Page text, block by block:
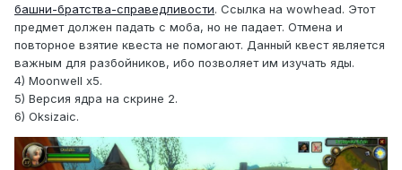
башни-братства-справедливости. Ссылка на wowhead. Этот
предмет должен падать с моба, но не падает. Отмена и
повторное взятие квеста не помогают. Данный квест является
важным для разбойников, ибо позволяет им изучать яды.
4) Moonwell x5.
5) Версия ядра на скрине 2.
6) Oksizaic.